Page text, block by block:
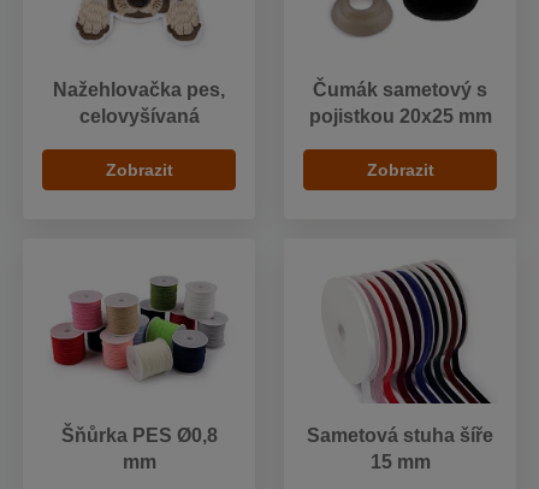
Nažehlovačka pes,
celovyšívaná
Zobrazit
Čumák sametový s
pojistkou 20x25 mm
Zobrazit
Šňůrka PES Ø0,8
mm
Sametová stuha šíře
15 mm